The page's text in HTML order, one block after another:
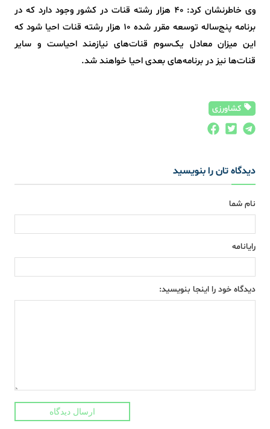
وی خاطرنشان کرد: 40 هزار رشته قنات در کشور وجود دارد که در
برنامه پنج‌ساله توسعه مقرر شده 10 هزار رشته قنات احیا شود که
این میزان معادل یک‌سوم قنات‌های نیازمند احیاست و سایر
قنات‌ها نیز در برنامه‌های بعدی احیا خواهند شد.
کشاورزی
دیدگاه تان را بنویسید
نام شما
رایانامه
دیدگاه خود را اینجا بنویسید:
ارسال دیدگاه